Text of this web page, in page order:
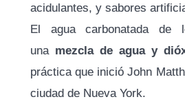
acidulantes, y sabores
El agua carbonatada de
una mezcla de agua y
práctica que inició John
ciudad de Nueva York.